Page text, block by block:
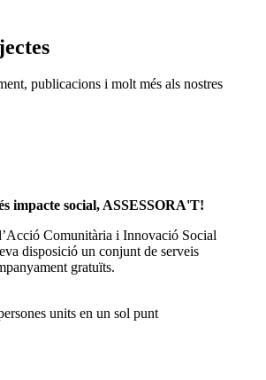
publicacions i molt més als nostres
impacte social, ASSESSORA'T!
Comunitària i Innovació Social
disposició un conjunt de serveis
gratuïts.